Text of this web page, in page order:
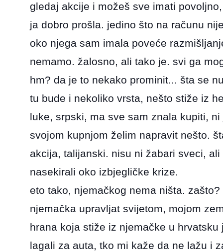
gledaj akcije i možeš sve imati
ja dobro prošla. jedino što na računu
oko njega sam imala poveće
nemamo. žalosno, ali tako je. svi ga
hm? da je to nekako prominit... šta se
tu bude i nekoliko vrsta, nešto stiže iz
luke, srpski, ma sve sam znala kupiti,
svojom kupnjom želim napravit nešto.
akcija, talijanski. nisu ni žabari sveci,
nasekirali oko izbjegličke krize.
eto tako, njemačkog nema ništa.
njemačka upravljat svijetom, mojom
hrana koja stiže iz njemačke u
lagali za auta, tko mi kaže da ne lažu i